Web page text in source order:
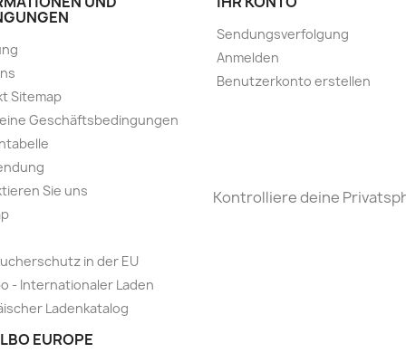
Sitemap
Geschäftsbedingungen
Sie uns
in der EU
- Internationaler Laden
Ladenkatalog
EUROPE
Sendungsverfolgung
Anmelden
Benutzerkonto erstellen
Kontrolliere deine